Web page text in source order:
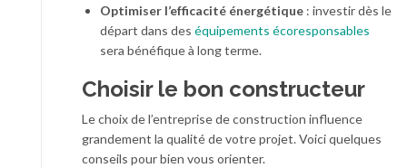
Optimiser l’efficacité énergétique : investir dès le
départ dans des équipements écoresponsables
sera bénéfique à long terme.
Choisir le bon constructeur
Le choix de l’entreprise de construction influence
grandement la qualité de votre projet. Voici quelques
conseils pour bien vous orienter.